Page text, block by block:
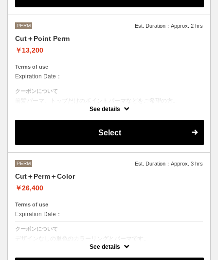
PERM Est. Duration：Approx. 2 hrs
Cut＋Point Perm
￥13,200
Terms of use
Expiration Date：
クーポンについて
前髪パーマ、トップだけのポイントパーマなどをご希望の方。
パーマのデザイン、髪の毛の長さにより施術時間、金額が前後すること
See details
Select
PERM Est. Duration：Approx. 3 hrs
Cut＋Perm＋Color
￥26,400
Terms of use
Expiration Date：
クーポンについて
デザインなしの単色のカラーリングとパーマです。
マ、ツイストパーマなどをご希望の方は最終受付時間が変わるため、別
See details